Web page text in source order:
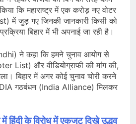
कि महाराष्ट्र में एक करोड़ नए वोटर
में जुड़ गए जिनकी जानकारी किसी को
बिहार में भी अपनाई जा रही है।
ने कहा कि हमने चुनाव आयोग से
List) और वीडियोग्राफी की मांग की,
बिहार में अगर कोई चुनाव चोरी करने
गठबंधन (India Alliance) मिलकर
में हिंदी के विरोध में एकजुट दिखे उद्धव